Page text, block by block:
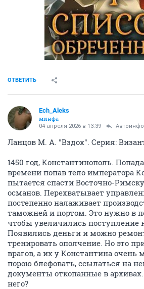
ОТВЕТИТЬ
Ech_Aleks
минфа
04 апреля 2026 в 13:39
Ланцов М. А. "Вздох". Серия:
1450 год, Константинополь.
времени попав тело императора
пытается спасти Восточно-
османов. Перехватывает
постепенно налаживает
таможней и портом. Это нужно в
чтобы увеличились поступление
Появились деньги и можно
тренировать ополчение. Но это
врагов, а их у Константина очень
порою блефовать, ссылаться на
документы откопанные в
него?